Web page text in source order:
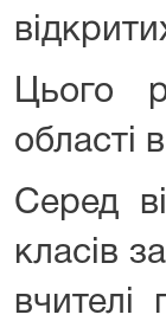
Цього
області
Серед
класів
вчителі